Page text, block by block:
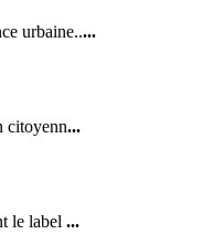
urbaine.....
citoyenn...
le label ...